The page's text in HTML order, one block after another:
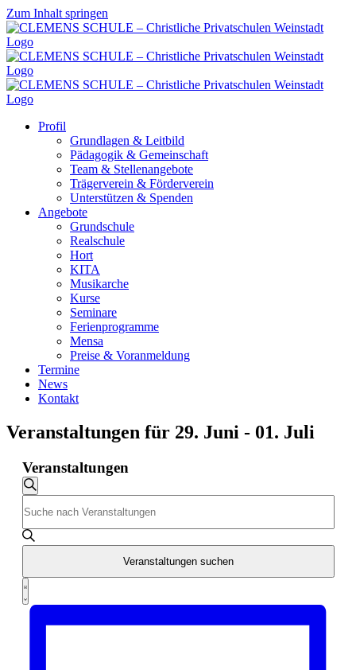
Zum Inhalt springen
Profil
Grundlagen & Leitbild
Pädagogik & Gemeinschaft
Team & Stellenangebote
Trägerverein & Förderverein
Unterstützen & Spenden
Angebote
Grundschule
Realschule
Hort
KITA
Musikarche
Kurse
Seminare
Ferienprogramme
Mensa
Preise & Voranmeldung
Termine
News
Kontakt
Veranstaltungen für 29. Juni - 01. Juli
Veranstaltungen
Veranstaltungen
Suche
und
Ansichten,
Navigation
Suche
Schlüsselwort
eingeben.
Suche
Veranstaltungen
Schlüsselwort.
Veranstaltungen suchen
Veranstaltung
Ansichten-
Liste